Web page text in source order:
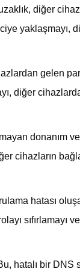
diğer
yaklaşmayı,
gelen
diğer
donanım ve
cihazların
hatası
sıfırlamayı
hatalı bir DNS